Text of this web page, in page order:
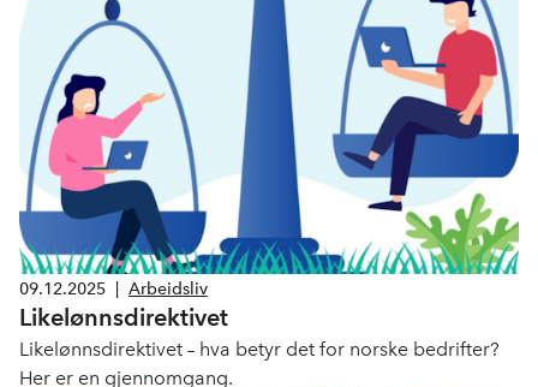
og høy vekst i uregelmessige tillegg i
Industrioverenskomsten Verksted.
09.12.2025 Arbeidsliv
Likelønnsdirektivet
Likelønnsdirektivet – hva betyr det for norske bedrifter?
Her er en gjennomgang.